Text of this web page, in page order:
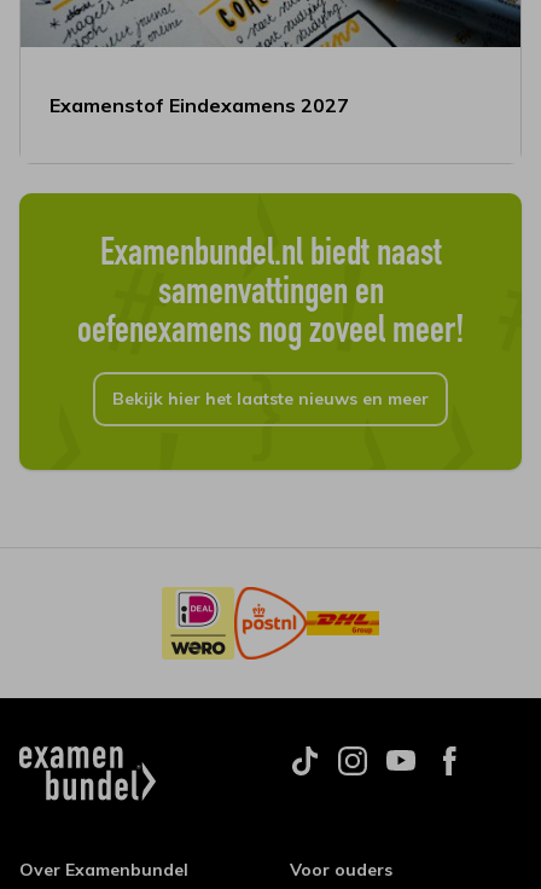
Examenstof Eindexamens 2027
Examenbundel.nl biedt naast
samenvattingen en
oefenexamens nog zoveel meer!
Bekijk hier het laatste nieuws en meer
Over Examenbundel Voor ouders